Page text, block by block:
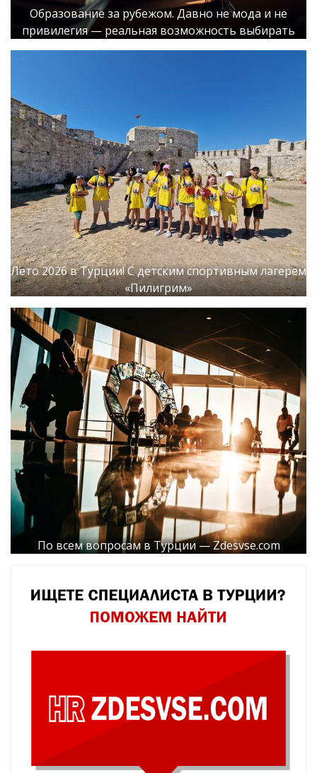
Образование за рубежом. Давно не мода и не
привилегия — реальная возможность выбирать
Лето 2026 в Турции! С детским спортивным лагерем
«Пилигрим»
По всем вопросам в Турции — Zdesvse.com